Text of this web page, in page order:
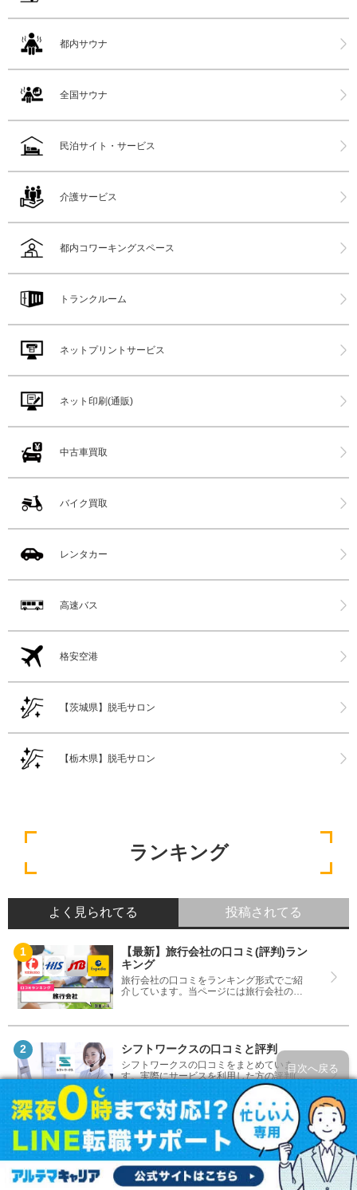
都内サウナ
全国サウナ
民泊サイト・サービス
介護サービス
都内コワーキングスペース
トランクルーム
ネットプリントサービス
ネット印刷(通販)
中古車買取
バイク買取
レンタカー
高速バス
格安空港
【茨城県】脱毛サロン
【栃木県】脱毛サロン
ランキング
よく見られてる 投稿されてる
【最新】旅行会社の口コミ(評判)ラン
キング
旅行会社の口コミをランキング形式でご紹
介しています。当ページには旅行会社の評
で疑問を解決できます。おすすめの旅行会
シフトワークスの口コミと評判
シフトワークスの口コミをまとめていま
す。実際にサービスを利用した方の評判(評
価)ですので、良いところと悪いところどち
らも見て、シフトワークスを使う参考にし
てください。
アルの口コミと評判
アルの口コミをまとめています。実際にサ
ービスを利用した方の評判(評価)ですので、
良いところと悪いところどちらも見て、ア
目次へ戻る